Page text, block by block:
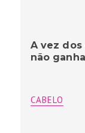
A vez dos
não
CABELO